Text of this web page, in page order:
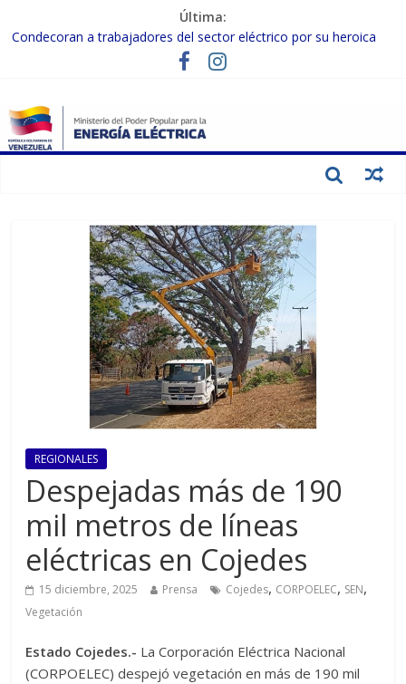
Última:
Condecoran a trabajadores del sector eléctrico por su heroica
labor tras el doble sismo del 24-J
Gobierno Nacional coordina acciones con el sector privado para
Inspeccionan trabajos de rehabilitación en instalaciones del SEN
en Carabobo
Gobierno Nacional activa plan preventivo para fortalecer el SEN
REGIONALES
Despejadas más de 190
mil metros de líneas
eléctricas en Cojedes
15 diciembre, 2025 Prensa Cojedes, CORPOELEC, SEN,
Vegetación
Estado Cojedes.- La Corporación Eléctrica Nacional
(CORPOELEC) despejó vegetación en más de 190 mil